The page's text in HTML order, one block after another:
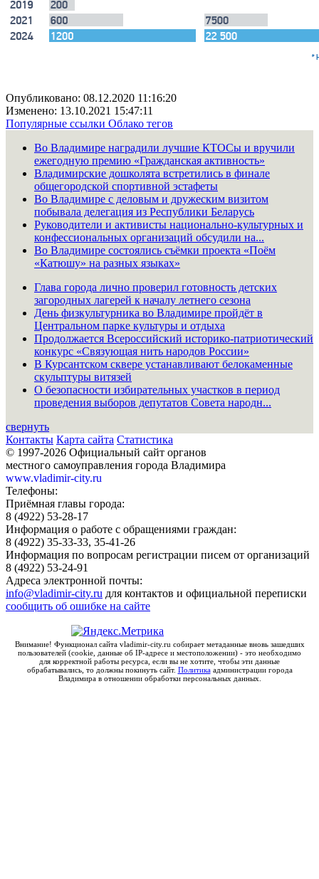
Опубликовано: 08.12.2020 11:16:20
Изменено: 13.10.2021 15:47:11
Популярные ссылки Облако тегов
Во Владимире наградили лучшие КТОСы и вручили
ежегодную премию «Гражданская активность»
Владимирские дошколята встретились в финале
общегородской спортивной эстафеты
Во Владимире с деловым и дружеским визитом
побывала делегация из Республики Беларусь
Руководители и активисты национально-культурных и
конфессиональных организаций обсудили на...
Во Владимире состоялись съёмки проекта «Поём
«Катюшу» на разных языках»
Глава города лично проверил готовность детских
загородных лагерей к началу летнего сезона
День физкультурника во Владимире пройдёт в
Центральном парке культуры и отдыха
Продолжается Всероссийский историко-патриотический
конкурс «Связующая нить народов России»
В Курсантском сквере устанавливают белокаменные
скульптуры витязей
О безопасности избирательных участков в период
проведения выборов депутатов Совета народн...
свернуть
Контакты Карта сайта Статистика
© 1997-2026 Официальный сайт органов
местного самоуправления города Владимира
www.vladimir-city.ru
Телефоны:
Приёмная главы города:
8 (4922) 53-28-17
Информация о работе с обращениями граждан:
8 (4922) 35-33-33, 35-41-26
Информация по вопросам регистрации писем от организаций
8 (4922) 53-24-91
Адреса электронной почты:
info@vladimir-city.ru для контактов и официальной переписки
сообщить об ошибке на сайте
Внимание! Функционал сайта vladimir-city.ru собирает метаданные вновь зашедших
пользователей (cookie, данные об IP-адресе и местоположении) - это необходимо
для корректной работы ресурса, если вы не хотите, чтобы эти данные
обрабатывались, то должны покинуть сайт. Политикаадминистрации города
Владимира в отношении обработки персональных данных.